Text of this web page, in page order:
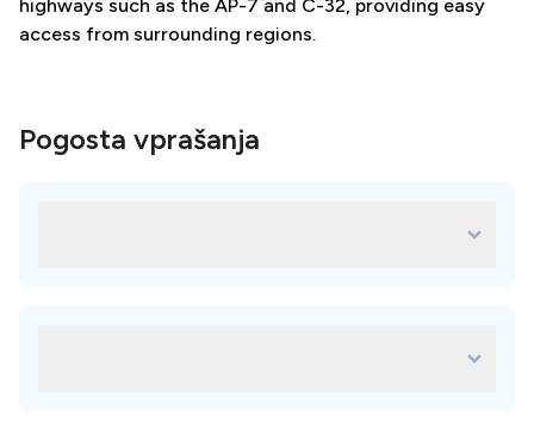
highways such as the AP-7 and C-32, providing easy
access from surrounding regions.
Pogosta vprašanja